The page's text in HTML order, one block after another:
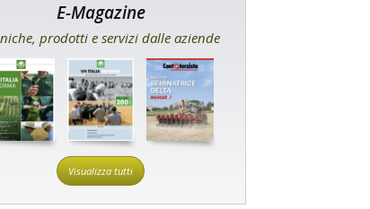
E-Magazine
prodotti e servizi dalle aziende
Visualizza tutti